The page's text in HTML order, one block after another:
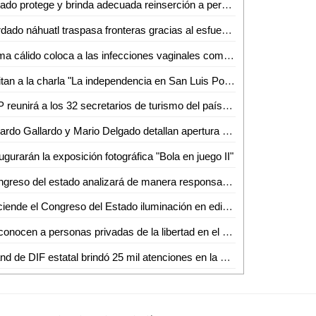
Estado protege y brinda adecuada reinserción a personas adultas mayores
Bordado náhuatl traspasa fronteras gracias al esfuerzo de artesanos
Clima cálido coloca a las infecciones vaginales como el mayor padecimiento en Ciudad Valles
Invitan a la charla "La independencia en San Luis Potosí" en el Othoniano
SLP reunirá a los 32 secretarios de turismo del país en el mes de octubre
Ricardo Gallardo y Mario Delgado detallan apertura de universidad en SLP
la exposición fotográfica "Bola en juego II"
Congreso del estado analizará de manera responsable las iniciativas de leyes de ingresos municipales para el ejercicio fiscal 2026
Enciende el Congreso del Estado iluminación en edificio legislativo de Jardín Hidalgo con motivos patrios
Reconocen a personas privadas de la libertad en el 28° Concurso Nacional de Teatro Penitenciario
Stand de DIF estatal brindó 25 mil atenciones en la Fenapo